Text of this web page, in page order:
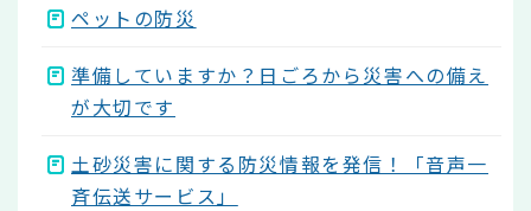
ペットの防災
準備していますか？日ごろから災害への備え
が大切です
土砂災害に関する防災情報を発信！「音声一
斉伝送サービス」